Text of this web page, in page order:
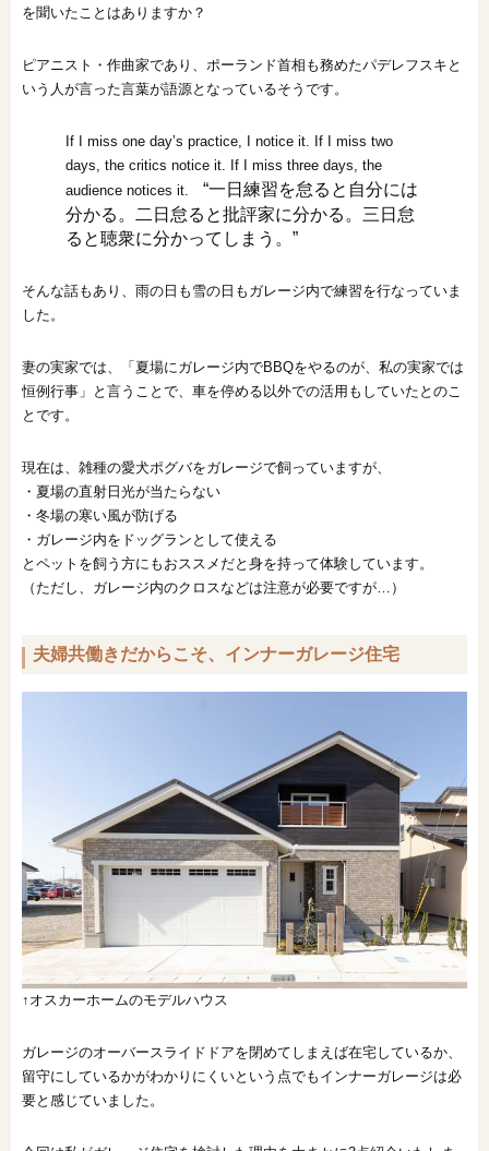
を聞いたことはありますか？
ピアニスト・作曲家であり、ポーランド首相も務めたパデレフスキと
いう人が言った言葉が語源となっているそうです。
If I miss one day’s practice, I notice it. If I miss two
days, the critics notice it. If I miss three days, the
audience notices it. “一日練習を怠ると自分には
分かる。二日怠ると批評家に分かる。三日怠
ると聴衆に分かってしまう。”
そんな話もあり、雨の日も雪の日もガレージ内で練習を行なっていま
した。
妻の実家では、「夏場にガレージ内でBBQをやるのが、私の実家では
恒例行事」と言うことで、車を停める以外での活用もしていたとのこ
とです。
現在は、雑種の愛犬ポグバをガレージで飼っていますが、
・夏場の直射日光が当たらない
・冬場の寒い風が防げる
・ガレージ内をドッグランとして使える
とペットを飼う方にもおススメだと身を持って体験しています。
（ただし、ガレージ内のクロスなどは注意が必要ですが…）
夫婦共働きだからこそ、インナーガレージ住宅
↑オスカーホームのモデルハウス
ガレージのオーバースライドドアを閉めてしまえば在宅しているか、
留守にしているかがわかりにくいという点でもインナーガレージは必
要と感じていました。